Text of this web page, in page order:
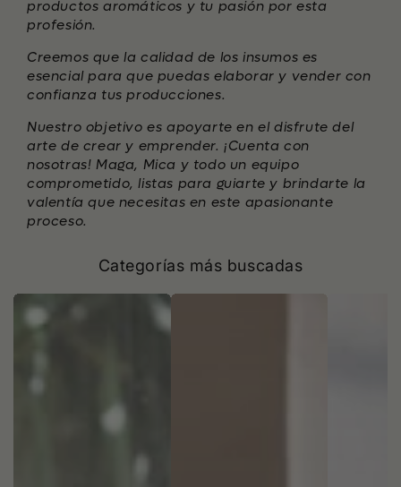
productos aromáticos y tu pasión por esta
profesión.
Creemos que la calidad de los insumos es
esencial para que puedas elaborar y vender con
confianza tus producciones.
Nuestro objetivo es apoyarte en el disfrute del
arte de crear y emprender. ¡Cuenta con
nosotras! Maga, Mica y todo un equipo
comprometido, listas para guiarte y brindarte la
valentía que necesitas en este apasionante
proceso.
Categorías más buscadas